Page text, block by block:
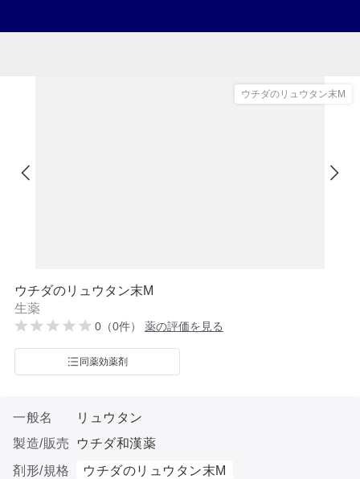
ウチダのリュウタン末M
ウチダのリュウタン末M
生薬
0（0件） 薬の評価を見る
同薬効薬剤
一般名
リュウタン
製造/販売
ウチダ和漢薬
剤形/規格
ウチダのリュウタン末M